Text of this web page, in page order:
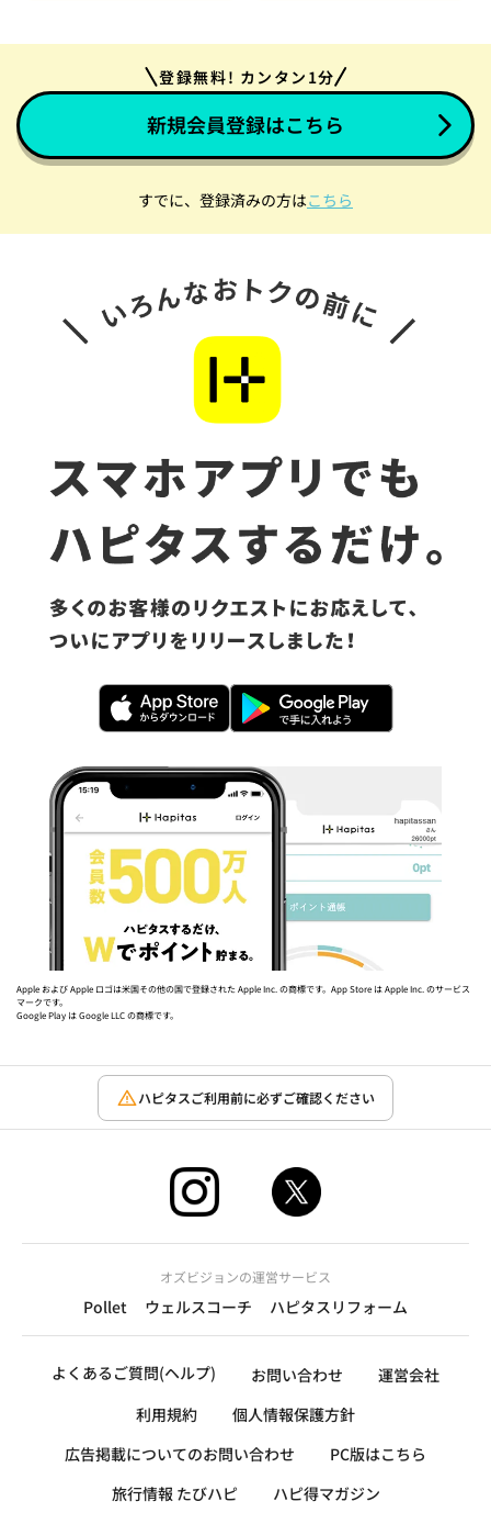
登録無料! カンタン1分
新規会員登録はこちら
すでに、登録済みの方はこちら
Apple および Apple ロゴは米国その他の国で登録された Apple Inc. の商標です。App Store は Apple Inc. のサービス
マークです。
Google Play は Google LLC の商標です。
ハピタスご利用前に必ずご確認ください
オズビジョンの運営サービス
Pollet ウェルスコーチ ハピタスリフォーム
よくあるご質問(ヘルプ) お問い合わせ
運営会社
利用規約
個人情報保護方針
広告掲載についてのお問い合わせ
PC版はこちら
旅行情報 たびハピ
ハピ得マガジン